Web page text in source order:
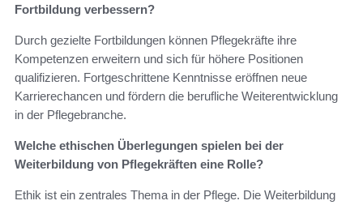
Fortbildung verbessern?
Durch gezielte Fortbildungen können Pflegekräfte ihre
Kompetenzen erweitern und sich für höhere Positionen
qualifizieren. Fortgeschrittene Kenntnisse eröffnen neue
Karrierechancen und fördern die berufliche Weiterentwicklung
in der Pflegebranche.
Welche ethischen Überlegungen spielen bei der
Weiterbildung von Pflegekräften eine Rolle?
Ethik ist ein zentrales Thema in der Pflege. Die Weiterbildung